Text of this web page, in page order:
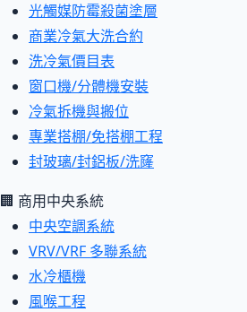
光觸媒防霉殺菌塗層
商業冷氣大洗合約
洗冷氣價目表
窗口機/分體機安裝
冷氣拆機與搬位
專業搭棚/免搭棚工程
封玻璃/封鋁板/洗窿
🏢 商用中央系統
中央空調系統
VRV/VRF 多聯系統
水冷櫃機
風喉工程